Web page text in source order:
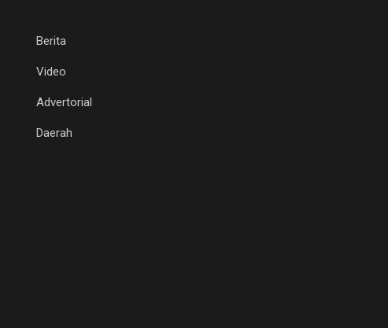
Berita
Video
Advertorial
Daerah